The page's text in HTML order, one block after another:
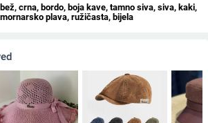
bež, crna, bordo, boja kave, tamno siva, siva, kaki,
mornarsko plava, ružičasta, bijela